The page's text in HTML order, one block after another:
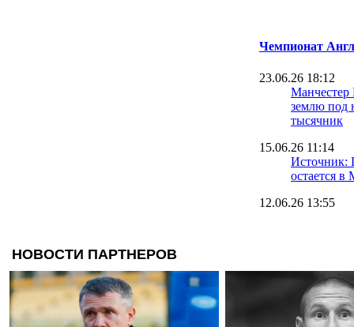
Чемпионат
23.06.26 18:12
землю под
тысячник
15.06.26 11:14
Источник:
остается в
12.06.26 13:55
11.06.26 19:20
Домашнее
чемпиона
матчем